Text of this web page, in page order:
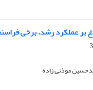
بر عملکرد رشد، برخی
موذنی زاده